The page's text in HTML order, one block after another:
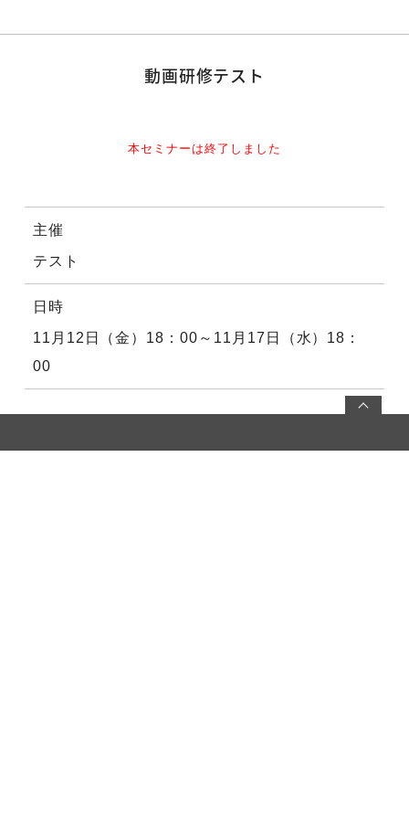
動画研修テスト
本セミナーは終了しました
主催
テスト
日時
11月12日（金）18：00～11月17日（水）18：
00